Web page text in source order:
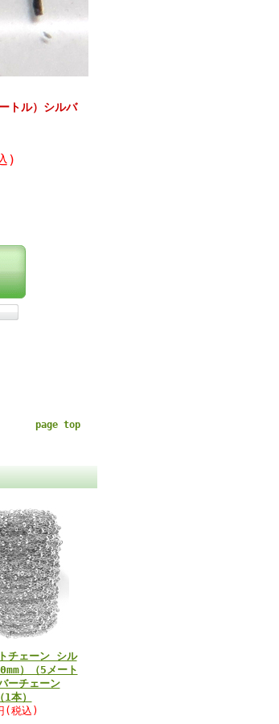
トル）シルバ
)
page top
チェーン シル
）（5メート
ーチェーン
本）
(税込)